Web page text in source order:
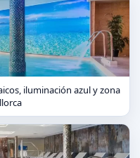
iluminación azul y zona